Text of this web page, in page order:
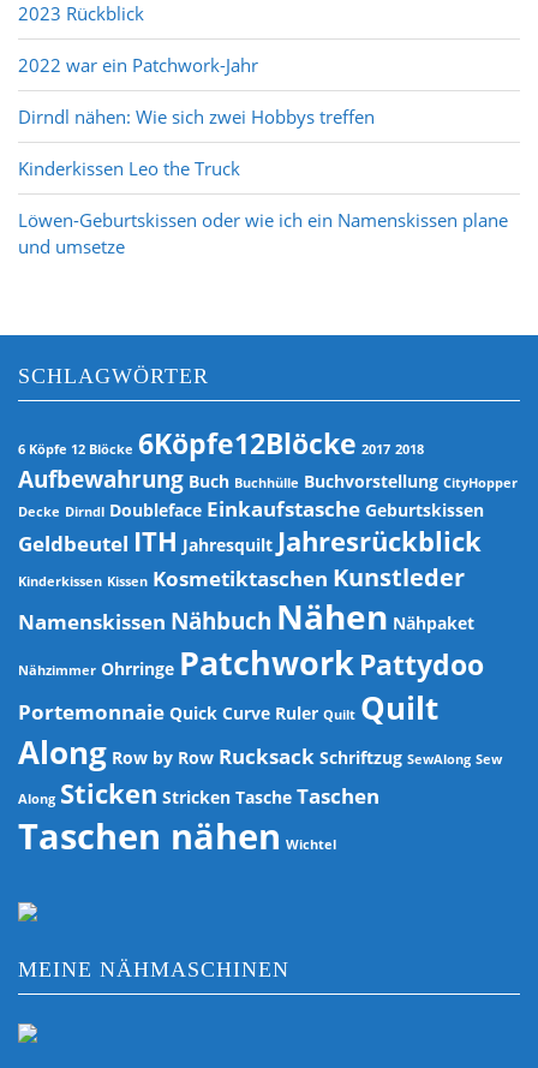
n
a
v
i
g
a
t
i
2023 Rückblick
2022 war ein Patchwork-Jahr
Dirndl nähen: Wie sich zwei Hobbys treffen
Kinderkissen Leo the Truck
Löwen-Geburtskissen oder wie ich ein Namenskissen plane
und umsetze
SCHLAGWÖRTER
6 Köpfe 12 Blöcke 6Köpfe12Blöcke 2017 2018
Aufbewahrung Buch Buchhülle Buchvorstellung CityHopper
Decke Dirndl Doubleface Einkaufstasche Geburtskissen
Geldbeutel ITH Jahresquilt Jahresrückblick
Kinderkissen Kissen Kosmetiktaschen Kunstleder
Namenskissen Nähbuch Nähen Nähpaket
Nähzimmer Ohrringe PatchworkPattydoo
Portemonnaie Quick Curve Ruler Quilt Quilt
Along Row by Row Rucksack Schriftzug SewAlong Sew
Along Sticken Stricken Tasche Taschen
Taschen nähen Wichtel
MEINE NÄHMASCHINEN